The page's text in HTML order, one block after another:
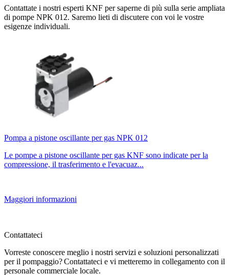
Contattate i nostri esperti KNF per saperne di più sulla serie ampliata
di pompe NPK 012. Saremo lieti di discutere con voi le vostre
esigenze individuali.
Pompa a pistone oscillante per gas NPK 012
Le pompe a pistone oscillante per gas KNF sono indicate per la
compressione, il trasferimento e l'evacuaz...
Maggiori informazioni
Contattateci
Vorreste conoscere meglio i nostri servizi e soluzioni personalizzati
per il pompaggio? Contattateci e vi metteremo in collegamento con il
personale commerciale locale.